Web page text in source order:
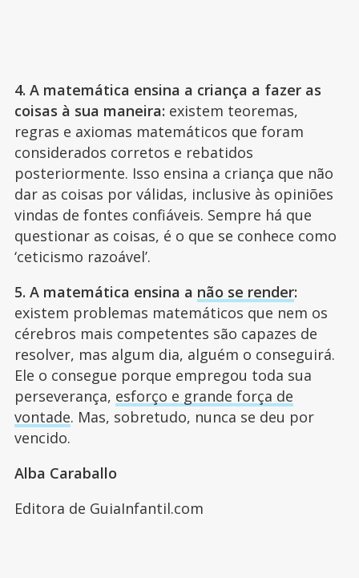
4. A matemática ensina a criança a fazer as
coisas à sua maneira: existem teoremas,
regras e axiomas matemáticos que foram
considerados corretos e rebatidos
posteriormente. Isso ensina a criança que não
dar as coisas por válidas, inclusive às opiniões
vindas de fontes confiáveis. Sempre há que
questionar as coisas, é o que se conhece como
‘ceticismo razoável’.
5. A matemática ensina a não se render:
existem problemas matemáticos que nem os
cérebros mais competentes são capazes de
resolver, mas algum dia, alguém o conseguirá.
Ele o consegue porque empregou toda sua
perseverança, esforço e grande força de
vontade. Mas, sobretudo, nunca se deu por
vencido.
Alba Caraballo
Editora de GuiaInfantil.com